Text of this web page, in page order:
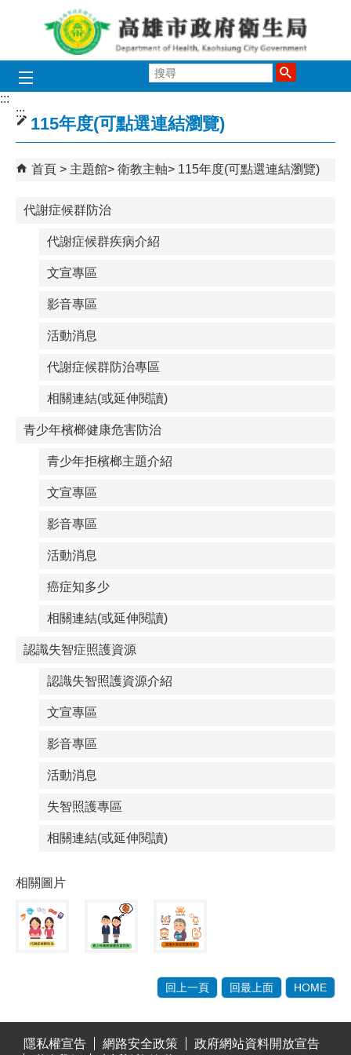
跳到主要內容區塊
尋
:::
:::
115年度(可點選連結瀏覽)
首頁 主題館 衛教主軸 115年度(可點選連結瀏覽)
代謝症候群防治
代謝症候群疾病介紹
文宣專區
影音專區
活動消息
代謝症候群防治專區
相關連結(或延伸閱讀)
青少年檳榔健康危害防治
青少年拒檳榔主題介紹
文宣專區
影音專區
活動消息
癌症知多少
相關連結(或延伸閱讀)
認識失智症照護資源
認識失智照護資源介紹
文宣專區
影音專區
活動消息
失智照護專區
相關連結(或延伸閱讀)
相關圖片
回上一頁 回最上面 HOME
隱私權宣告
網路安全政策
政府網站資料開放宣告